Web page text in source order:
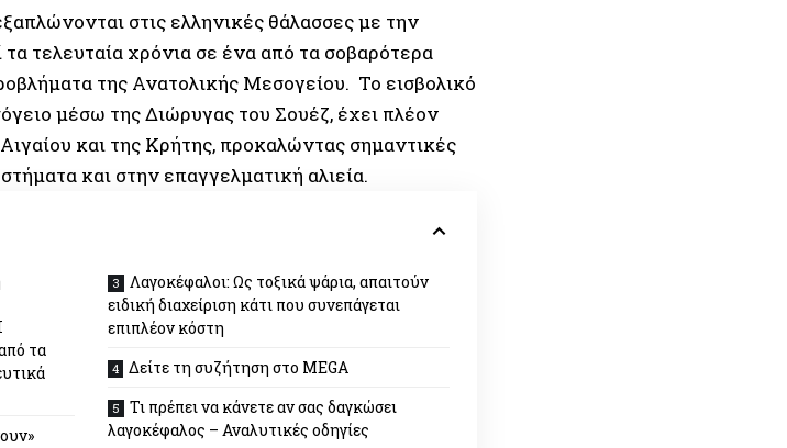
στις ελληνικές θάλασσες με την
τα τελευταία χρόνια σε ένα από τα σοβαρότερα
της Ανατολικής Μεσογείου. Το εισβολικό
μέσω της Διώρυγας του Σουέζ, έχει πλέον
και της Κρήτης, προκαλώντας σημαντικές
και στην επαγγελματική αλιεία.
τα
Λαγοκέφαλοι: Ως τοξικά ψάρια, απαιτούν
ειδική διαχείριση κάτι που συνεπάγεται
επιπλέον κόστη
Δείτε τη συζήτηση στο MEGA
Τι πρέπει να κάνετε αν σας δαγκώσει
λαγοκέφαλος – Αναλυτικές οδηγίες